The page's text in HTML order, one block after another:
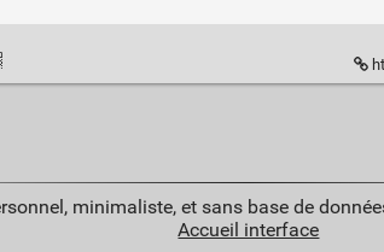
minimaliste, et sans base de
Accueil interface